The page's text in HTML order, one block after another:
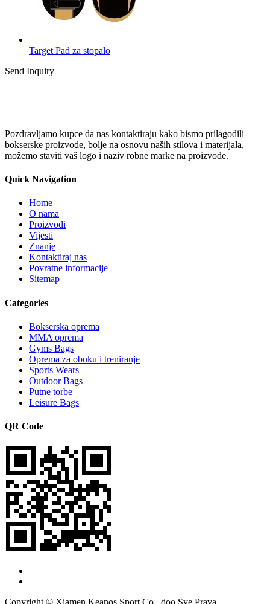
Target Pad za stopalo
Send Inquiry
Pozdravljamo kupce da nas kontaktiraju kako bismo prilagodili
bokserske proizvode, bolje na osnovu naših stilova i materijala,
možemo staviti vaš logo i naziv robne marke na proizvode.
Quick Navigation
Home
O nama
Proizvodi
Vijesti
Znanje
Kontaktiraj nas
Povratne informacije
Sitemap
Categories
Bokserska oprema
MMA oprema
Gyms Bags
Oprema za obuku i treniranje
Sports Wears
Outdoor Bags
Putne torbe
Leisure Bags
QR Code